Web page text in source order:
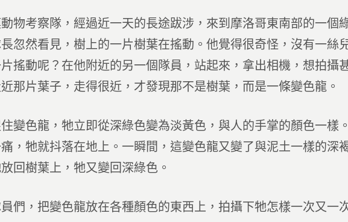
物考察隊，經過近一天的長途跋涉，來到摩洛哥東南部的一個
忽然看見，樹上的一片樹葉在搖動。他覺得很奇怪，沒有一絲
搖動呢？在他附近的另一個隊員，站起來，拿出相機，想拍攝
那片葉子，走得很近，才發現那不是樹葉，而是一條變色龍。
變色龍，牠立即從深綠色變為淡黃色，與人的手掌的顏色一樣
痛，牠就抖落在地上。一瞬間，這變色龍又變了與泥土一樣的深
回樹葉上，牠又變回深綠色。
們，把變色龍放在各種顏色的東西上，拍攝下牠怎樣一次又一